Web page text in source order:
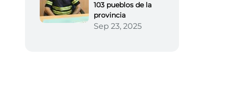
103 pueblos de la
provincia
Sep 23, 2025